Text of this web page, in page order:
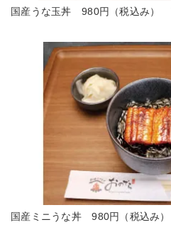
国産うな玉丼 980円（税込み）
国産ミニうな丼 980円（税込み